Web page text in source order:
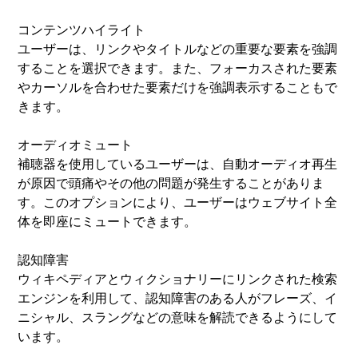
コンテンツハイライト
ユーザーは、リンクやタイトルなどの重要な要素を強調
することを選択できます。また、フォーカスされた要素
やカーソルを合わせた要素だけを強調表示することもで
きます。
オーディオミュート
補聴器を使用しているユーザーは、自動オーディオ再生
が原因で頭痛やその他の問題が発生することがありま
す。このオプションにより、ユーザーはウェブサイト全
体を即座にミュートできます。
認知障害
ウィキペディアとウィクショナリーにリンクされた検索
エンジンを利用して、認知障害のある人がフレーズ、イ
ニシャル、スラングなどの意味を解読できるようにして
います。